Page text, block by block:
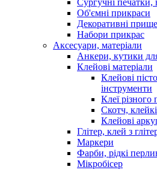
Об'ємні прикраси
Декоративні
Набори прикрас
Аксесуари, матеріали
Анкери, кутики
Клейові матеріали
Клейові
інструменти
Клеї різного
Скотч,
Клейові
Глітер, клей з
Маркери
Фарби, рідкі
Мікробісер